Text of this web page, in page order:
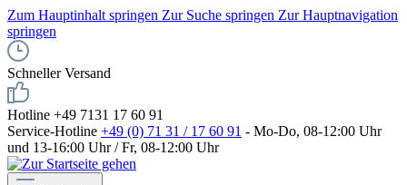
Zum Hauptinhalt springen Zur Suche springen Zur Hauptnavigation
springen
Schneller Versand
Hotline +49 7131 17 60 91
Service-Hotline +49 (0) 71 31 / 17 60 91 - Mo-Do, 08-12:00 Uhr
und 13-16:00 Uhr / Fr, 08-12:00 Uhr